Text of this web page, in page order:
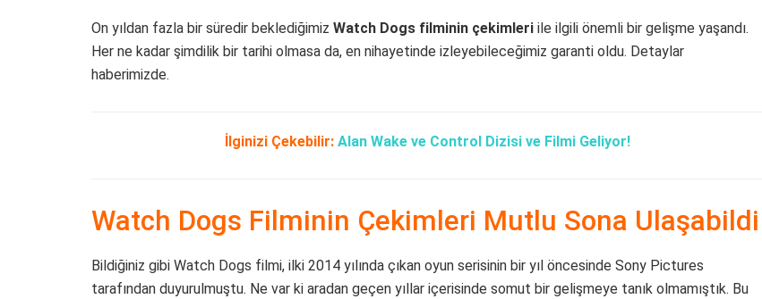
On yıldan fazla bir süredir beklediğimiz Watch Dogs filminin çekimleri ile ilgili önemli bir gelişme yaşandı.
Her ne kadar şimdilik bir tarihi olmasa da, en nihayetinde izleyebileceğimiz garanti oldu. Detaylar
haberimizde.
İlginizi Çekebilir: Alan Wake ve Control Dizisi ve Filmi Geliyor!
Watch Dogs Filminin Çekimleri Mutlu Sona Ulaşabildi
Bildiğiniz gibi Watch Dogs filmi, ilki 2014 yılında çıkan oyun serisinin bir yıl öncesinde Sony Pictures
tarafından duyurulmuştu. Ne var ki aradan geçen yıllar içerisinde somut bir gelişmeye tanık olmamıştık. Bu